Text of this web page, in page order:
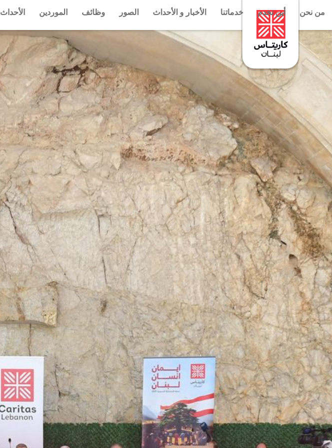
من نحن أين نخدم خدماتنا الأخبار و الأحداث الصور وظائف الموردين الأحداث